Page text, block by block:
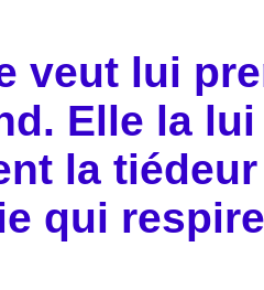
veut lui
Elle la
la
qui